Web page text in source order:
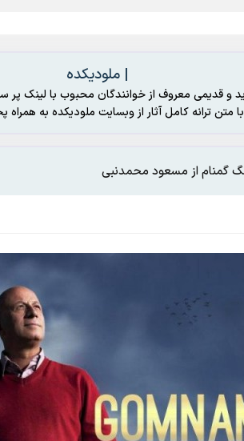
| ملودیکده
و قدیمی معروف از خوانندگان محبوب با لینک پر
با متن ترانه کامل آثار از وبسایت ملودیکده به همراه پخش آنلاین
گمنام از مسعود محمدنبی